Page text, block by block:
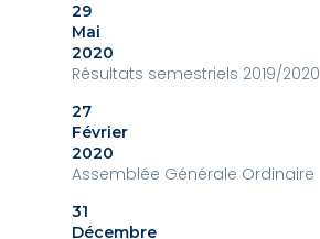
29
Mai
2020
Résultats semestriels 2019/2020
27
Février
2020
Assemblée Générale Ordinaire
31
Décembre